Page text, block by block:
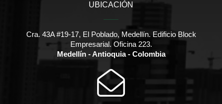
UBICACIÓN
Cra. 43A #19-17, El Poblado, Medellín. Edificio Block
Empresarial. Oficina 223.
Medellín - Antioquia - Colombia